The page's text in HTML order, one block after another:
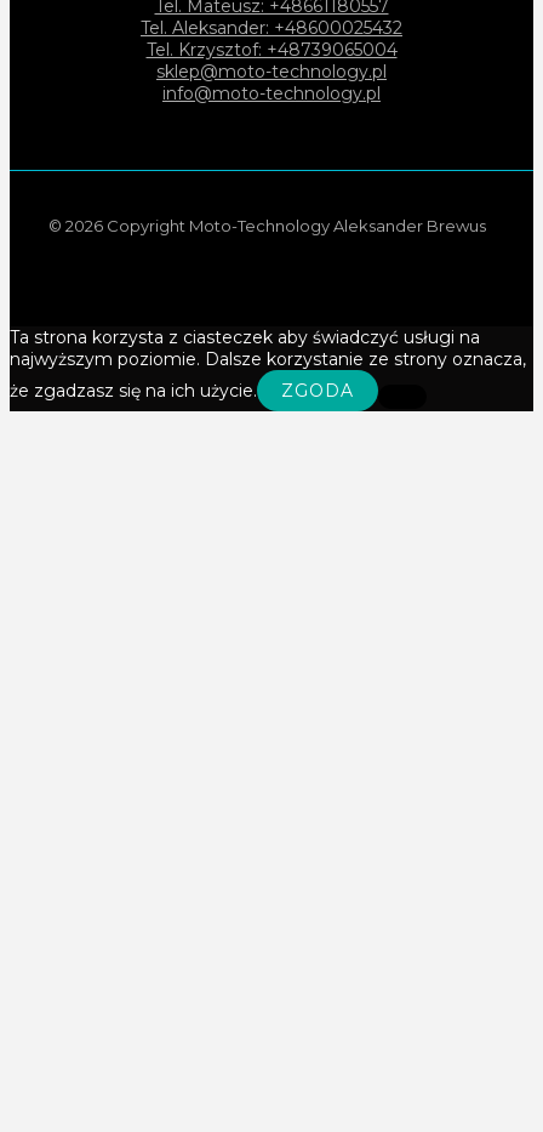
Tel. Mateusz: +48661180557
Tel. Aleksander: +48600025432
Tel. Krzysztof: +48739065004
sklep@moto-technology.pl
info@moto-technology.pl
© 2026 Copyright Moto-Technology Aleksander Brewus
Ta strona korzysta z ciasteczek aby świadczyć usługi na
najwyższym poziomie. Dalsze korzystanie ze strony oznacza,
że zgadzasz się na ich użycie.
ZGODA